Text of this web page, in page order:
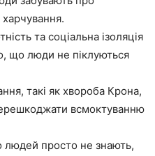
харчування.
та соціальна ізоляція
що люди не піклуються
такі як хвороба Крона,
всмоктуванню
людей просто не знають,